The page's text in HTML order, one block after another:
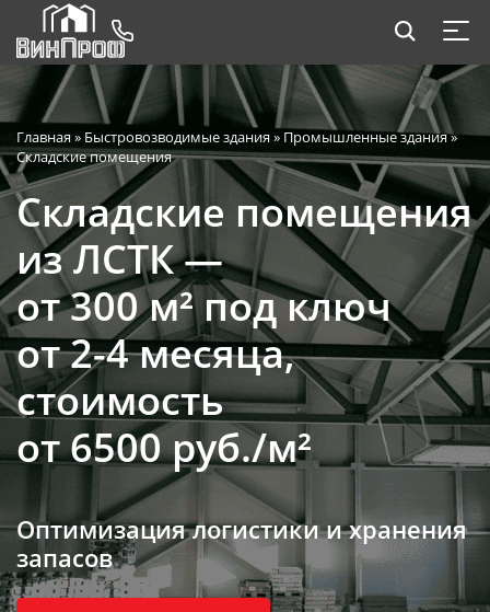
Главная» Быстровозводимые здания» Промышленные здания»
Складские помещения
Складские помещения
из ЛСТК —
от 300 м² под ключ
от 2-4 месяца,
стоимость
от 6500 руб./м²
Оптимизация логистики и хранения
запасов